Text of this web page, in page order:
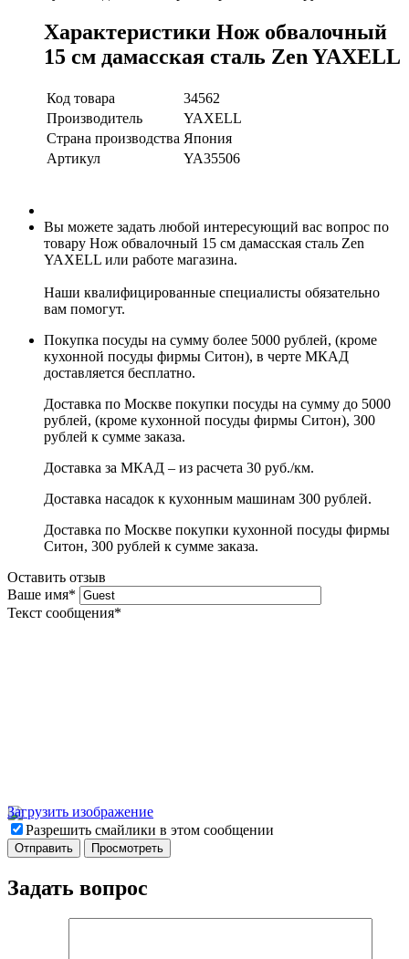
Характеристики Нож обвалочный
15 см дамасская сталь Zen YAXELL
Код товара
34562
Производитель
YAXELL
Страна производства Япония
Артикул
YA35506
Вы можете задать любой интересующий вас вопрос по
товару Нож обвалочный 15 см дамасская сталь Zen
YAXELL или работе магазина.
Наши квалифицированные специалисты обязательно
вам помогут.
Покупка посуды на сумму более 5000 рублей, (кроме
кухонной посуды фирмы Ситон), в черте МКАД
доставляется бесплатно.
Доставка по Москве покупки посуды на сумму до 5000
рублей, (кроме кухонной посуды фирмы Ситон), 300
рублей к сумме заказа.
Доставка за МКАД – из расчета 30 руб./км.
Доставка насадок к кухонным машинам 300 рублей.
Доставка по Москве покупки кухонной посуды фирмы
Ситон, 300 рублей к сумме заказа.
Оставить отзыв
Ваше имя*
Текст сообщения*
Загрузить изображение
Разрешить смайлики в этом сообщении
Задать вопрос